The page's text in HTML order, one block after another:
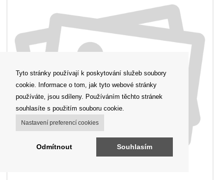
Tyto stránky používají k poskytování služeb soubory
cookie. Informace o tom, jak tyto webové stránky
používáte, jsou sdíleny. Používáním těchto stránek
souhlasíte s použitím souboru cookie.
Nastavení preferencí cookies
Odmítnout Souhlasím